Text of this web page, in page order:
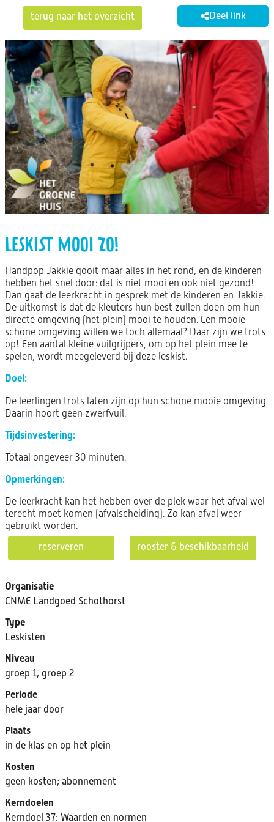
terug naar het overzicht Deel link
LESKIST MOOI ZO!
Handpop Jakkie gooit maar alles in het rond, en de kinderen
hebben het snel door: dat is niet mooi en ook niet gezond!
Dan gaat de leerkracht in gesprek met de kinderen en Jakkie.
De uitkomst is dat de kleuters hun best zullen doen om hun
directe omgeving (het plein) mooi te houden. Een mooie
schone omgeving willen we toch allemaal? Daar zijn we trots
op! Een aantal kleine vuilgrijpers, om op het plein mee te
spelen, wordt meegeleverd bij deze leskist.
Doel:
De leerlingen trots laten zijn op hun schone mooie omgeving.
Daarin hoort geen zwerfvuil.
Tijdsinvestering:
Totaal ongeveer 30 minuten.
Opmerkingen:
De leerkracht kan het hebben over de plek waar het afval wel
terecht moet komen (afvalscheiding). Zo kan afval weer
gebruikt worden.
reserveren rooster & beschikbaarheid
Organisatie
CNME Landgoed Schothorst
Type
Leskisten
Niveau
groep 1, groep 2
Periode
hele jaar door
Plaats
in de klas en op het plein
Kosten
geen kosten; abonnement
Kerndoelen
Kerndoel 37: Waarden en normen